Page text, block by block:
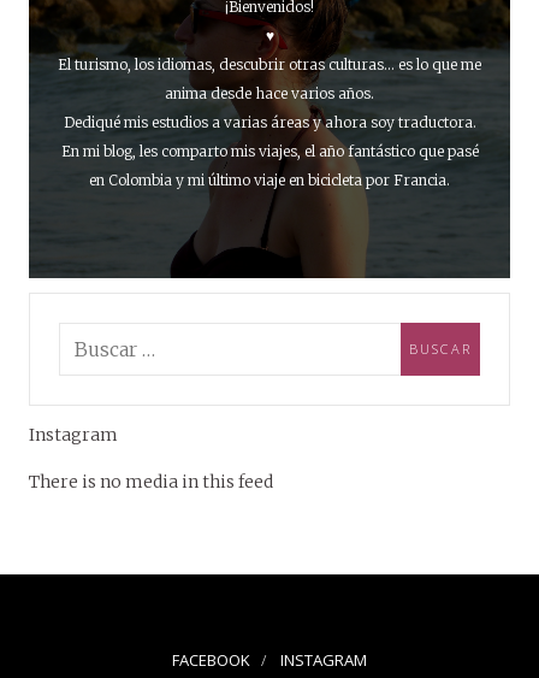
¡Bienvenidos!
♥
El turismo, los idiomas, descubrir otras culturas... es lo que me
anima desde hace varios años.
Dediqué mis estudios a varias áreas y ahora soy traductora.
En mi blog, les comparto mis viajes, el año fantástico que pasé
en Colombia y mi último viaje en bicicleta por Francia.
Instagram
There is no media in this feed
FACEBOOK INSTAGRAM